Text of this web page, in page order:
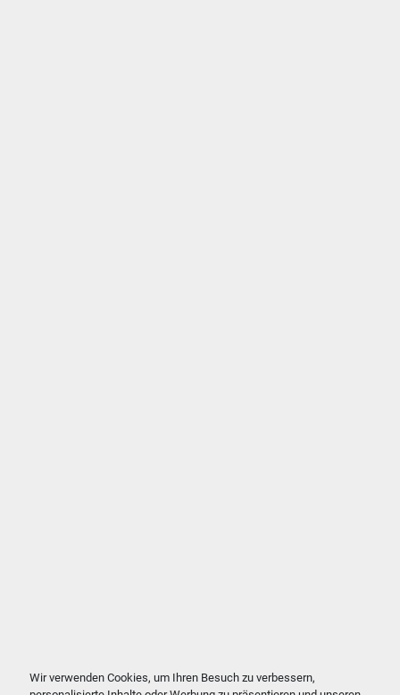
Wir verwenden Cookies, um Ihren Besuch zu verbessern,